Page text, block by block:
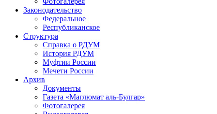
Законодательство
Федеральное
Республиканское
Структура
Справка о РДУМ
История РДУМ
Муфтии России
Мечети России
Архив
Документы
Газета «Маглюмат аль-Булгар»
Фотогалерея